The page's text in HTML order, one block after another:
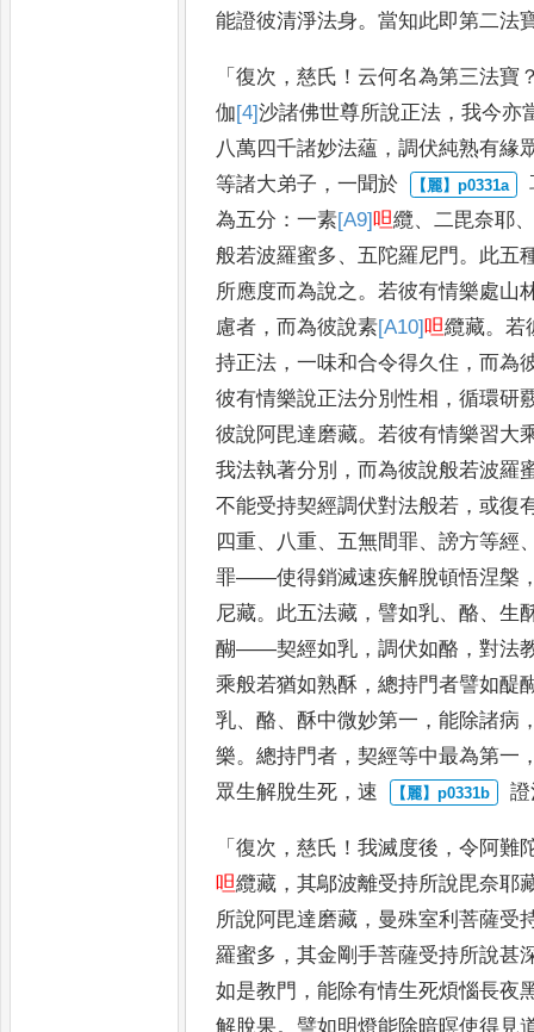
能證彼清淨法身。當知此即第二法
「復次 ，慈氏 ！ 云何名為第三法寶
伽[4]沙諸佛世尊所說正法 ，我今亦
八萬四千諸妙法蘊 ，調伏純熟有緣
等諸大弟子 ，一聞於
為五分 ：一素[A9]呾纜、 二毘奈耶
般若波羅蜜多 、 五陀羅尼門 。 此五
所應度而為說之 。 若彼有情樂處山
慮者 ，而為彼說素[A10]呾纜藏。 若
持正法 ，一味和合令得久住 ，而為
彼有情樂說正法分別性相 ，循環研
彼說阿毘達磨藏。 若彼有情樂習大
我法執著分別 ，而為彼說般若波羅
不能受持契經調伏對法般若 ，或復
四重、 八重、 五無間罪、謗方等經
罪——使得銷滅速疾解脫頓悟涅槃
尼藏。 此五法藏 ，譬如乳、酪、生
醐——契經如乳 ，調伏如酪 ，對法
乘般若猶如熟酥 ，總持門者譬如醍
乳、酪、酥中微妙第一 ，能除諸病
樂。總持門者 ，契經等中最為第一
眾生解脫生死 ，速
「復次 ，慈氏 ！我滅度後 ，令阿難
呾纜藏 ，其鄔波離受持所說毘奈耶
所說阿毘達磨藏 ， 曼殊室利菩薩受
羅蜜多 ，其金剛手菩薩受持所說甚
如是教門 ，能除有情生死煩惱長夜
解脫果。譬如明燈能除暗暝使得見